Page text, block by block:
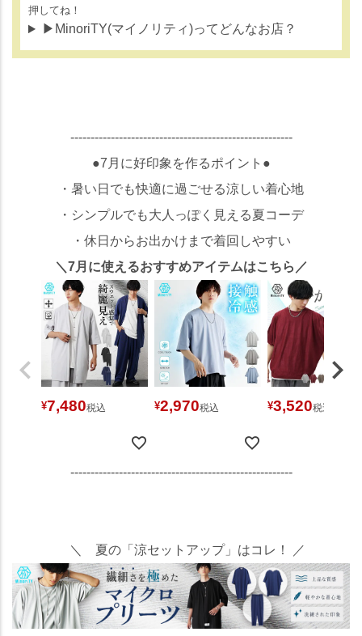
押してね！
▶MinoriTY(マイノリティ)ってどんなお店？
-------------------------------------------------------
●7月に好印象を作るポイント●
・暑い日でも快適に過ごせる涼しい着心地
・シンプルでも大人っぽく見える夏コーデ
・休日からお出かけまで着回しやすい
＼7月に使えるおすすめアイテムはこちら／
¥7,480税込 ¥2,970税込 ¥3,520税込
-------------------------------------------------------
＼ 夏の「涼セットアップ」はコレ！ ／